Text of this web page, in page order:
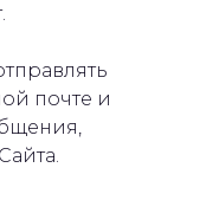
почте и